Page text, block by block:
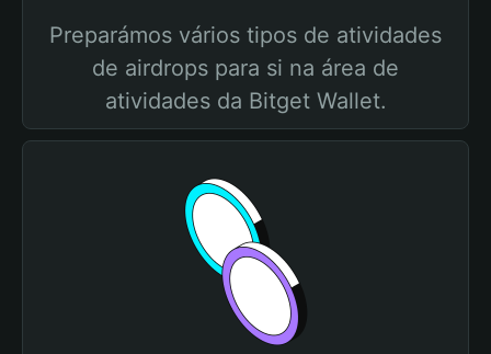
Preparámos vários tipos de atividades
de airdrops para si na área de
atividades da Bitget Wallet.